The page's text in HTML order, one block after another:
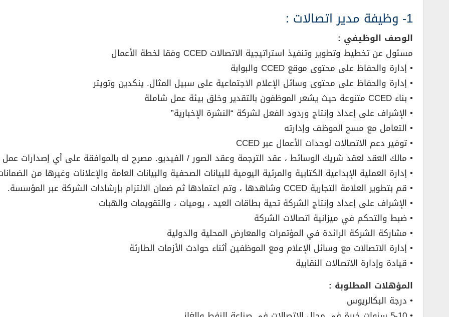
1- وظيفة مدير اتصالات :
الوصف الوظيفي :
مسئول عن تخطيط وتطوير وتنفيذ استراتيجية الاتصالات CCED وفقا لخطة الأعمال
• إدارة والحفاظ على محتوى موقع CCED والبوابة
• إدارة والحفاظ على محتوى وسائل الإعلام الاجتماعية على سبيل المثال. ينكدين وتويتر
• بناء CCED متنوعة حيث يشعر الموظفون بالتقدير وخلق بيئة عمل شاملة
• الإشراف على إعداد وإنتاج وردود الفعل لشركة “النشرة الإخبارية”
• التعامل مع مسح الموظف وإدارته
• توفير دعم الاتصالات لوحدات الأعمال عبر CCED
• مالك العقد لعقد شريك الوسائط ، عقد الترجمة وعقد الصور / الفيديو. مصرح له بالموافقة على أي إصدارات
• إدارة العملية الإبداعية الكتابية والمرئية اليومية للبيانات الصحفية والبيانات العامة والإعلانات وغيرها من
• قم بتطوير العلامة التجارية CCED وشاهدها ، وتم اعتمادها ثم ضمان الالتزام بإرشادات الشركة عبر المؤسسة.
• الإشراف على إعداد وإنتاج الشركة تحية بطاقات العيد ، يوميات ، والتقويمات والهبات
• ضبط والتحكم في ميزانية اتصالات الشركة
• مشاركة الشركة الرائدة في المؤتمرات والمعارض المحلية والدولية
• إدارة الاتصالات مع وسائل الإعلام ومع الموظفين أثناء حوادث الأزمات الطارئة
• قيادة وإدارة الاتصالات النقابية
المؤهلات المطلوبة :
• درجة البكالريوس